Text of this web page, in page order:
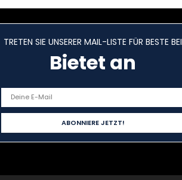
TRETEN SIE UNSERER MAIL-LISTE FÜR BESTE BEI
Bietet an